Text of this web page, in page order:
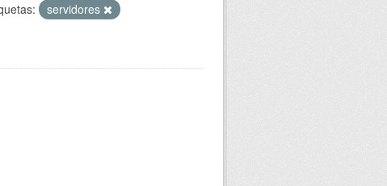
servidores